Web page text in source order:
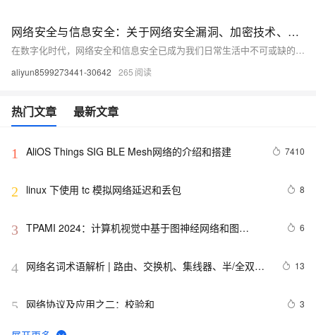
网络安全与信息安全：关于网络安全漏洞、加密技术、安全意识等方面的知识分享
在数字化时代，网络安全和信息安全已成为我们日常生活中不可或缺的一部分。本文将深入探讨网络安全漏洞、加密技术和安全意识等方面的问题，并提供一些实用的建议和解决方案。我们将通过分析网络攻击的常见形式，揭示网络安全的脆弱性，并介绍如何利用加密技术来保护数据。此外，我们还将强调提高个人和企业的安全意识的重要性，以应对日益复杂的网络威胁。无论你是普通用户还是IT专业人士，这篇文章都将为你提供有价值的见解和指导。
aliyun8599273441-30642 265
热门文章 最新文章
1 AliOS Things SIG BLE Mesh网络的介绍和搭建 7410
2 linux 下使用 tc 模拟网络延迟和丢包 8
3 TPAMI 2024：计算机视觉中基于图神经网络和图
6
4 网络名词术语解析 | 路由、交换机、集线器、半/全双
13
5 网络协议及应用之二：校验和 3